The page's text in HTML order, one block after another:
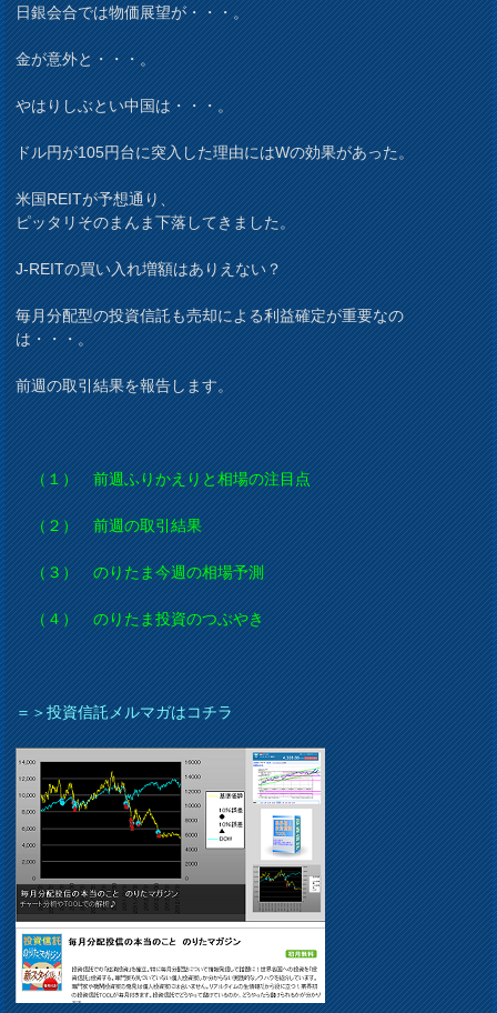
日銀会合では物価展望が・・・。
金が意外と・・・。
やはりしぶとい中国は・・・。
ドル円が105円台に突入した理由にはWの効果があった。
米国REITが予想通り、
ピッタリそのまんま下落してきました。
J-REITの買い入れ増額はありえない？
毎月分配型の投資信託も売却による利益確定が重要なの
は・・・。
前週の取引結果を報告します。
（１） 前週ふりかえりと相場の注目点
（２） 前週の取引結果
（３） のりたま今週の相場予測
（４） のりたま投資のつぶやき
＝＞投資信託メルマガはコチラ